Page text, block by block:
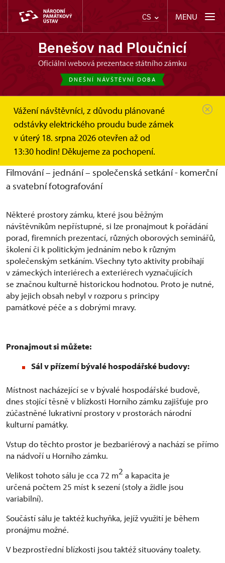
CS MENU
Benešov nad Ploučnicí
oficiální webová prezentace státního zámku
DNEŠNÍ NÁVŠTĚVNÍ DOBA
Vážení návštěvníci, z důvodu plánované
odstávky elektrického proudu bude zámek
v úterý 18. srpna 2026 otevřen až od
13:30 hodin! Děkujeme za pochopení.
Benešov nad Ploučnicí Pronájem prostor
Pronájmy prostor
Filmování – jednání – společenská setkání - komerční
a svatební fotografování
Některé prostory zámku, které jsou běžným
návštěvníkům nepřístupné, si lze pronajmout k pořádání
porad, firemních prezentací, různých oborových seminářů,
školení či k politickým jednáním nebo k různým
společenským setkáním. Všechny tyto aktivity probíhají
v zámeckých interiérech a exteriérech vyznačujících
se značnou kulturně historickou hodnotou. Proto je nutné,
aby jejich obsah nebyl v rozporu s principy
památkové péče a s dobrými mravy.
Pronajmout si můžete:
Sál v přízemí bývalé hospodářské budovy:
Místnost nacházející se v bývalé hospodářské budově,
dnes stojící těsně v blízkosti Horního zámku zajišťuje pro
zúčastněné lukrativní prostory v prostorách národní
kulturní památky.
Vstup do těchto prostor je bezbariérový a nachází se přímo
na nádvoří u Horního zámku.
Velikost tohoto sálu je cca 72 m2 a kapacita je
určená počtem 25 míst k sezení (stoly a židle jsou
variabilní).
Součástí sálu je taktéž kuchyňka, jejíž využití je během
pronájmu možné.
V bezprostřední blízkosti jsou taktéž situovány toalety.